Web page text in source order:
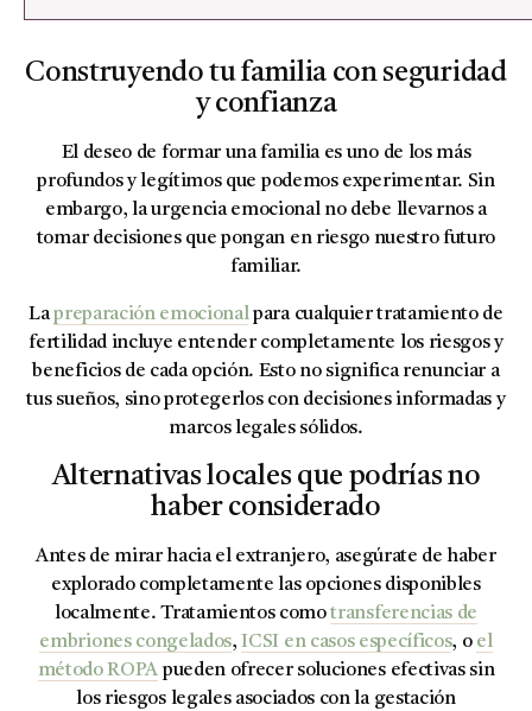
Construyendo tu familia con seguridad
y confianza
El deseo de formar una familia es uno de los más
profundos y legítimos que podemos experimentar. Sin
embargo, la urgencia emocional no debe llevarnos a
tomar decisiones que pongan en riesgo nuestro futuro
familiar.
Lapreparación emocionalpara cualquier tratamiento de
fertilidad incluye entender completamente los riesgos y
beneficios de cada opción. Esto no significa renunciar a
tus sueños, sino protegerlos con decisiones informadas y
marcos legales sólidos.
Alternativas locales que podrías no
haber considerado
Antes de mirar hacia el extranjero, asegúrate de haber
explorado completamente las opciones disponibles
localmente. Tratamientos comotransferencias de
embriones congelados,ICSI en casos específicos, o el
método ROPA pueden ofrecer soluciones efectivas sin
los riesgos legales asociados con la gestación